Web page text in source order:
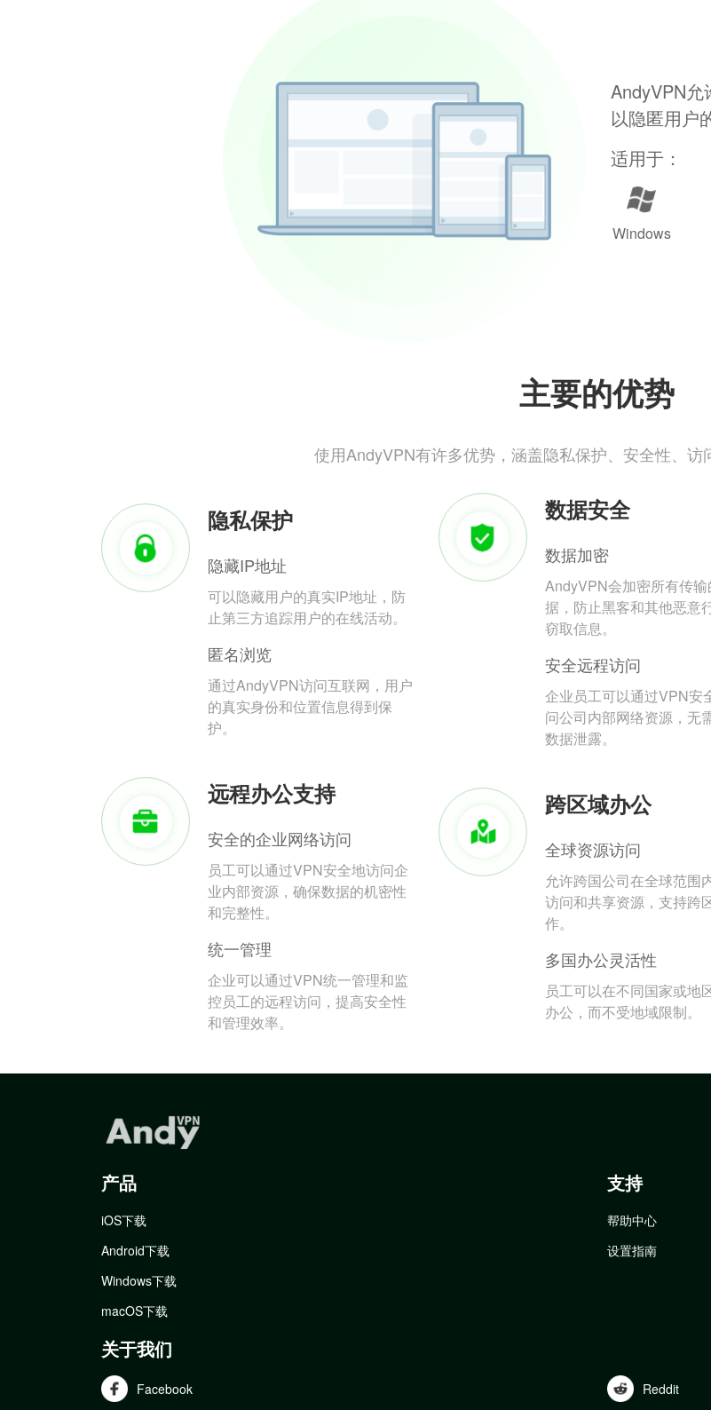
AndyVPN
以隐匿用户
适用于：
Windows
主要的优势
使用AndyVPN有许多优势，涵盖隐私保护、安全性、
隐私保护
隐藏IP地址
可以隐藏用户的真实IP地址，防
止第三方追踪用户的在线活动。
匿名浏览
通过AndyVPN访问互联网，用户
的真实身份和位置信息得到保
护。
数据安全
数据加密
AndyVPN会加密所有传输
据，防止黑客和其他恶意
窃取信息。
安全远程访问
企业员工可以通过VPN安
问公司内部网络资源，无
数据泄露。
远程办公支持
安全的企业网络访问
员工可以通过VPN安全地访问企
业内部资源，确保数据的机密性
和完整性。
统一管理
企业可以通过VPN统一管理和监
控员工的远程访问，提高安全性
和管理效率。
跨区域办公
全球资源访问
允许跨国公司在全球范围
访问和共享资源，支持跨
作。
多国办公灵活性
员工可以在不同国家或地
办公，而不受地域限制。
产品
iOS下载
Android下载
Windows下载
macOS下载
支持
帮助中心
设置指南
关于我们
Facebook Reddit